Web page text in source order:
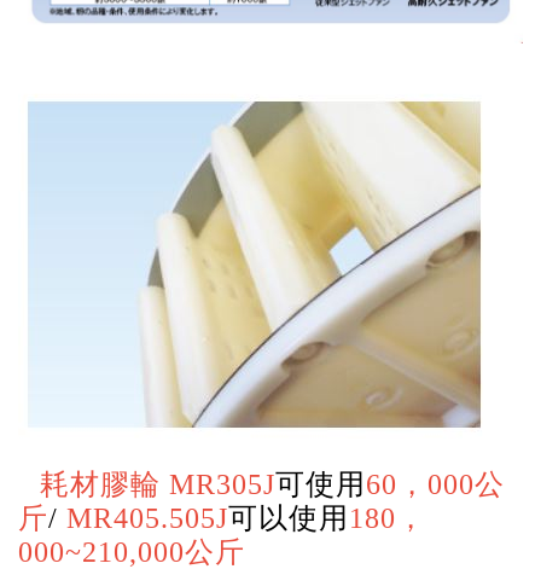
耗材膠輪 MR305J可使用 60，000公
斤/ MR405.505J可以使用 180，
000~210,000公斤